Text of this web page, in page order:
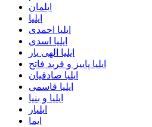
ایلمان
ایلیا
ایلیا احمدی
ایلیا اسدی
ایلیا الهی یار
ایلیا پاییز و فربد فاتح
ایلیا صادقیان
ایلیا قاسمی
ایلیا و بنیا
ایلیار
ایما